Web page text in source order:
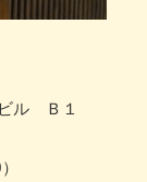
ル Ｂ１